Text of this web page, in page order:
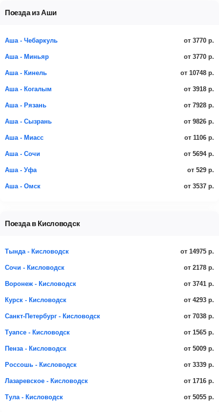
Поезда из Аши
Аша - Чебаркуль от 3770 р.
Аша - Миньяр от 3770 р.
Аша - Кинель от 10748 р.
Аша - Когалым от 3918 р.
Аша - Рязань от 7928 р.
Аша - Сызрань от 9826 р.
Аша - Миасс от 1106 р.
Аша - Сочи от 5694 р.
Аша - Уфа от 529 р.
Аша - Омск от 3537 р.
Поезда в Кисловодск
Тында - Кисловодск от 14975 р.
Сочи - Кисловодск от 2178 р.
Воронеж - Кисловодск от 3741 р.
Курск - Кисловодск от 4293 р.
Санкт-Петербург - Кисловодск от 7038 р.
Туапсе - Кисловодск от 1565 р.
Пенза - Кисловодск от 5009 р.
Россошь - Кисловодск от 3339 р.
Лазаревское - Кисловодск от 1716 р.
Тула - Кисловодск от 5055 р.